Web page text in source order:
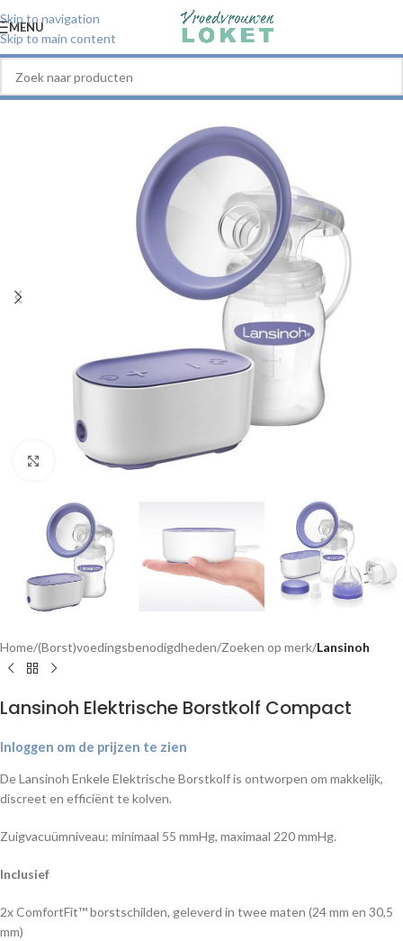
Skip to navigation
Skip to main content
MENU
Klik om te vergroten
Home (Borst)voedingsbenodigdheden Zoeken op merk Lansinoh
Lansinoh Elektrische Borstkolf Compact
Inloggen om de prijzen te zien
De Lansinoh Enkele Elektrische Borstkolf is ontworpen om makkelijk,
discreet en efficiënt te kolven.
Zuigvacuümniveau: minimaal 55 mmHg, maximaal 220 mmHg.
Inclusief
2x ComfortFit™ borstschilden, geleverd in twee maten (24 mm en 30,5
mm)